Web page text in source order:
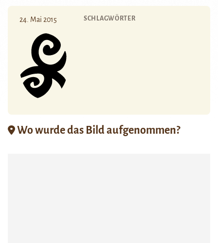
24. Mai 2015 SCHLAGWÖRTER
Wo wurde das Bild aufgenommen?